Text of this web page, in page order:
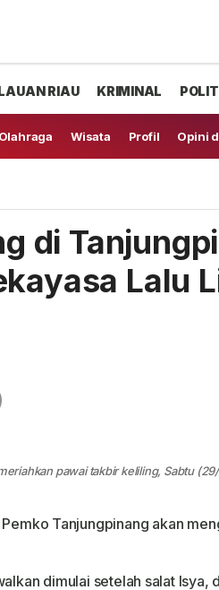
RIAU KRIMINAL
Olahraga Wisata Profil Opini
di
Lalu
pawai takbir keliling, Sabtu
Tanjungpinang akan
dimulai setelah salat Isya,